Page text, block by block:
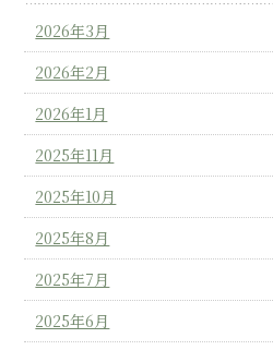
2026年3月
2026年2月
2026年1月
2025年11月
2025年10月
2025年8月
2025年7月
2025年6月